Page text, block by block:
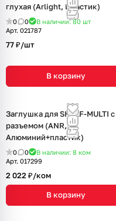
глухая (Arlight, Пластик)
0 0 В наличии: 80 шт
Арт. 021787
77 ₽/шт
В корзину
Заглушка для SHELF-MULTI с
разъемом (ANR,
Алюминий+пластик)
0 0 В наличии: 8 ком
Арт. 017299
2 022 ₽/ком
В корзину